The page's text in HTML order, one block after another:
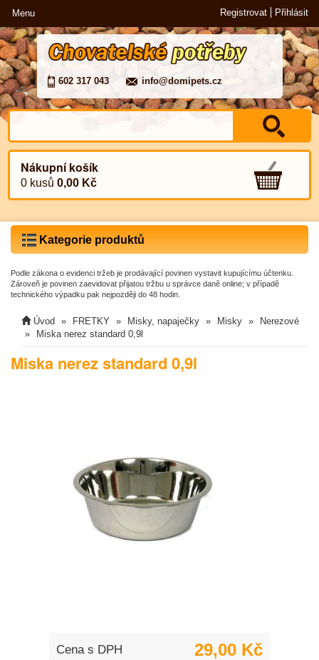
Menu Registrovat Přihlásit
602 317 043 info@domipets.cz
Nákupní košík
0 kusů0,00 Kč
Kategorie produktů
Podle zákona o evidenci tržeb je prodávající povinen vystavit kupujícímu účtenku.
Zároveň je povinen zaevidovat přijatou tržbu u správce daně online; v případě
technického výpadku pak nejpozději do 48 hodin.
Úvod FRETKY Misky, napaječky Misky
Nerezové
Miska nerez standard 0,9l
Miska nerez standard 0,9l
Cena s DPH 29,00 Kč